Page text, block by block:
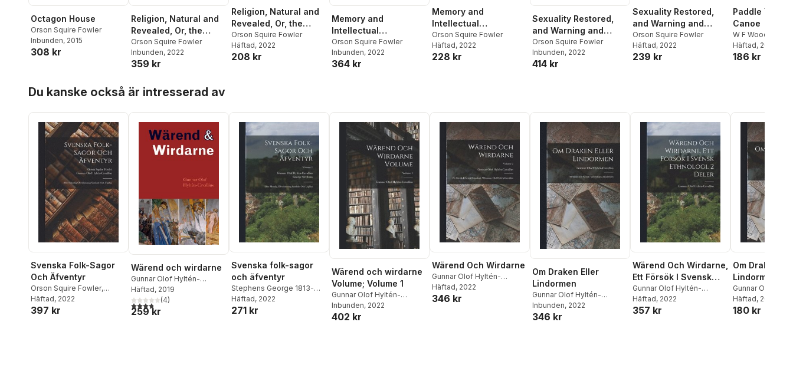
Octagon House
Orson Squire Fowler
Inbunden, 2015
308 kr
Religion, Natural and
Revealed, Or, the
Natural Theology and
Moral Bearings of
Phrenology and
Orson Squire Fowler
Inbunden, 2022
359 kr
Religion, Natural and
Revealed, Or, the
Natural Theology and
Moral Bearings of
Phrenology and
Orson Squire Fowler
Häftad, 2022
208 kr
Memory and
Intellectual
Improvement
Orson Squire Fowler
Inbunden, 2022
364 kr
Memory and
Intellectual
Improvement
Orson Squire Fowler
Häftad, 2022
228 kr
Sexuality Restored,
and Warning and
Advice to Youth
Against Perverted
Amativeness
Orson Squire Fowler
Inbunden, 2022
414 kr
Sexuality Restored,
and Warning and
Advice to Youth
Against Perverted
Amativeness
Orson Squire Fowler
Häftad, 2022
239 kr
Paddle Your
Canoe
W F Woodworth
Squire Fowler
Häftad, 2022
186 kr
Du kanske också är intresserad av
Svenska Folk-Sagor
Och Äfventyr
Orson Squire Fowler,
Gunnar Olof Hyltén-
Cavallius
Häftad, 2022
397 kr
Wärend och wirdarne
Gunnar Olof Hyltén-
Cavallius
Häftad, 2019
3,8utav 5 stjärnor. Totalt antal röster:
(4)
259 kr
Svenska folk-sagor
och äfventyr
Stephens George 1813-
1895,Gunnar Olof Hyltén-
Cavallius
Häftad, 2022
271 kr
Wärend och wirdarne
Volume; Volume 1
Gunnar Olof Hyltén-
Cavallius
Inbunden, 2022
402 kr
Wärend Och Wirdarne
Gunnar Olof Hyltén-
Cavallius
Häftad, 2022
346 kr
Om Draken Eller
Lindormen
Gunnar Olof Hyltén-
Cavallius
Inbunden, 2022
346 kr
Wärend Och Wirdarne,
Ett Försök I Svensk
Ethnologi. 2 Deler
Gunnar Olof Hyltén-
Cavallius
Häftad, 2022
357 kr
Om Draken
Lindormen
Gunnar Olof
Cavallius
Häftad, 2022
180 kr